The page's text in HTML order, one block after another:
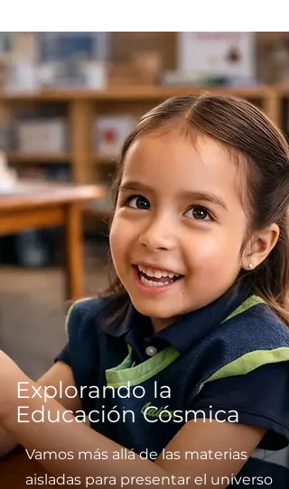
Explorando la
Educación Cósmica
Vamos más allá de las materias
aisladas para presentar el universo